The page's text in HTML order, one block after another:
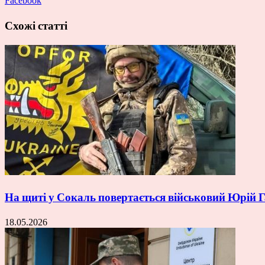
Схожі статті
На щиті у Сокаль повертається військовий Юрій
18.05.2026